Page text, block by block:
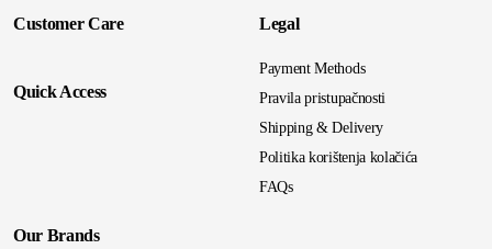
Customer Care
Quick Access
Legal
Payment Methods
Pravila pristupačnosti
Shipping & Delivery
Politika korištenja kolačića
FAQs
Our Brands